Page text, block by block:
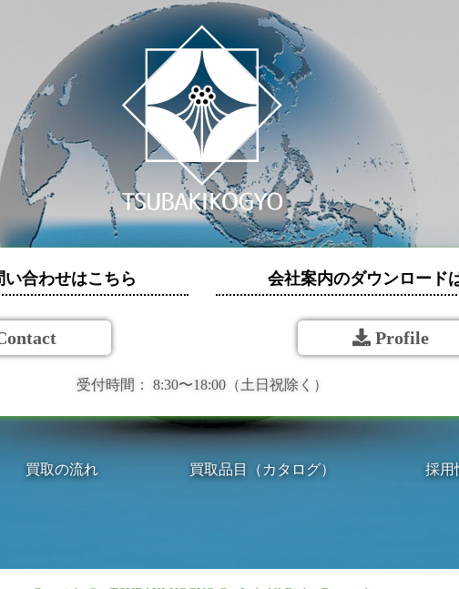
い合わせはこちら 会社案内のダウンロード
Profile
受付時間： 8:30〜18:00（土日祝除く）
買取の流れ 買取品目（カタログ） 採用